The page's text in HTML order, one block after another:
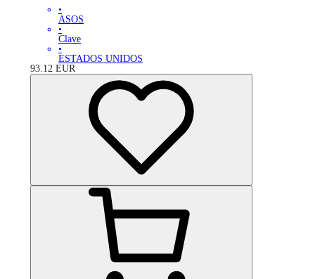
•
ASOS
•
Clave
•
ESTADOS UNIDOS
93.12 EUR